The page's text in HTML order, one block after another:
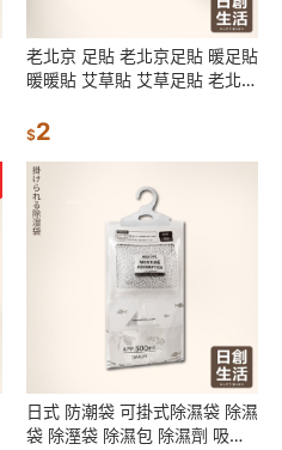
老北京 足貼 老北京足貼 暖足貼
暖暖貼 艾草貼 艾草足貼 老北京
寒 祛濕
$2
日式 防潮袋 可掛式除濕袋 除濕
袋 除溼袋 除濕包 除濕劑 吸水